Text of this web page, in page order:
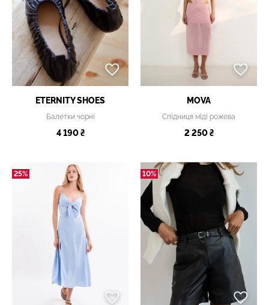
ETERNITY SHOES
Балетки чорні
4 190 ₴
MOVA
Спідниця міді рожева
2 250 ₴
25% 10%